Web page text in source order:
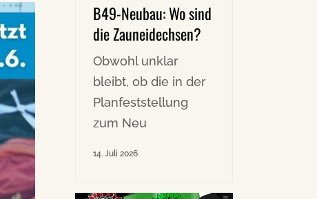
B49-Neubau: Wo sind
die Zauneidechsen?
Obwohl unklar
bleibt, ob die in der
Planfeststellung
zum Neu
14. Juli 2026